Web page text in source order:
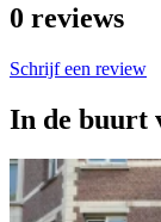
0 reviews
Schrijf een review
In de buurt